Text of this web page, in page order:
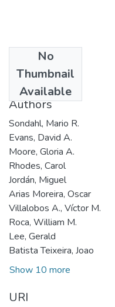
No
Thumbnail
Available
1985
Authors
Sondahl, Mario R.
Evans, David A.
Moore, Gloria A.
Rhodes, Carol
Jordán, Miguel
Arias Moreira, Oscar
Villalobos A., Víctor M.
Roca, William M.
Lee, Gerald
Batista Teixeira, Joao
Show 10 more
URI